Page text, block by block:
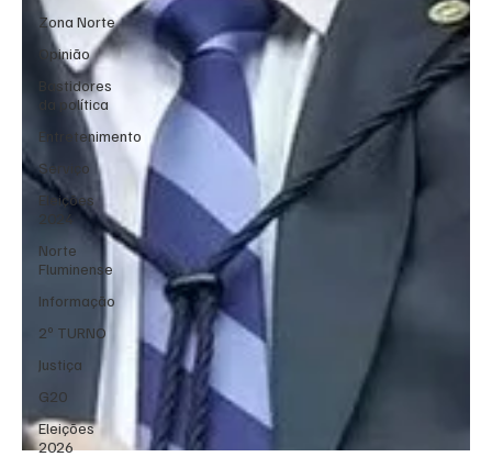
Zona Norte
Opinião
Bastidores
da política
Entretenimento
Serviço
Eleições
2024
Norte
Fluminense
Informação
2º TURNO
Justiça
G20
Eleições
2026